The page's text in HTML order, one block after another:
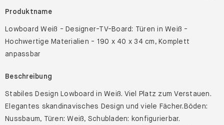
Produktname
Lowboard Weiß - Designer-TV-Board: Türen in Weiß -
Hochwertige Materialien - 190 x 40 x 34 cm, Komplett
anpassbar
Beschreibung
Stabiles Design Lowboard in Weiß. Viel Platz zum Verstauen.
Elegantes skandinavisches Design und viele Fächer.Böden:
Nussbaum, Türen: Weiß, Schubladen: konfigurierbar.